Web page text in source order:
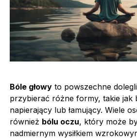
Bóle głowy to powszechne
przybierać różne formy, takie jak
napierający lub łamujący. Wiele
również bólu oczu, który może
nadmiernym wysiłkiem